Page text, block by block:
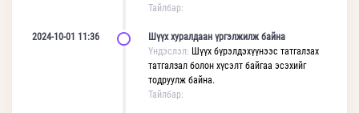
Тайлбар:
2024-10-01 11:36
Шүүх хуралдаан үргэлжилж байна
Үндэслэл: Шүүх бүрэлдэхүүнээс татгалзах
татгалзал болон хүсэлт байгаа эсэхийг
тодруулж байна.
Тайлбар: